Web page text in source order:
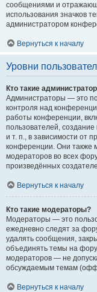
сообщениями и
использования значков
администратором
Вернуться к началу
Уровни
Кто такие
Администраторы — это
контроля над
работы конференции,
пользователей,
и т. п., в зависимости от
конференции. Они также
модераторов во всех
произведённых
Вернуться к началу
Кто такие модераторы?
Модераторы — это
ежедневно следят за
удалять сообщения,
объединять темы на
модераторов — не
обсуждаемым темам
Вернуться к началу